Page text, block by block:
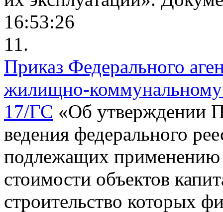
16:53:26
11.
Приказ Федерального
жилищно-коммунальному
17/ГС «Об утверждении
ведения федерального
подлежащих применению
стоимости объектов
строительство которых